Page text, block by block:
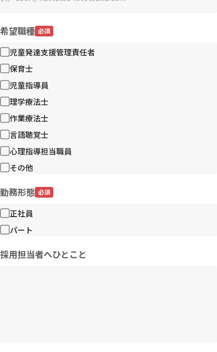
希望職種 必須
児童発達支援管理責任者
保育士
児童指導員
理学療法士
作業療法士
言語聴覚士
心理指導担当職員
その他
勤務形態 必須
正社員
パート
採用担当者へひとこと